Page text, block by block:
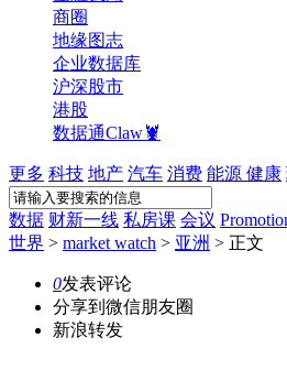
商圈
地缘图志
企业数据库
沪深股市
港股
数据通Claw🦞
更多 科技 地产 汽车 消费 能源 健康
数据 财新一线 私房课 会议
世界 > market watch > 亚洲 > 正文
0发表评论
分享到微信朋友圈
新浪转发